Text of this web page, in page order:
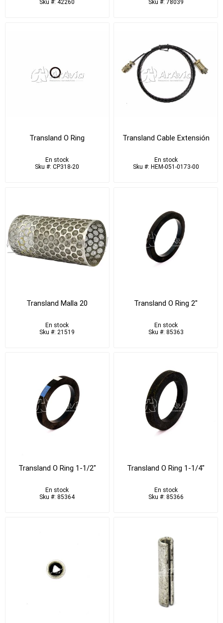
Sku #: 42260
Sku #: 78039
Transland O Ring
En stock
Sku #: CP318-20
Transland Cable Extensión
En stock
Sku #: HEM-051-0173-00
Transland Malla 20
En stock
Sku #: 21519
Transland O Ring 2"
En stock
Sku #: 85363
Transland O Ring 1-1/2"
En stock
Sku #: 85364
Transland O Ring 1-1/4"
En stock
Sku #: 85366